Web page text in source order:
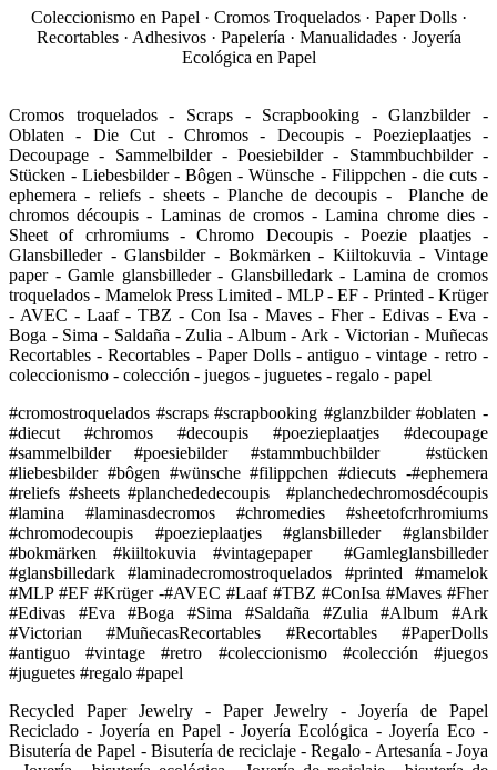
Coleccionismo en Papel · Cromos Troquelados · Paper Dolls ·
Recortables · Adhesivos · Papelería · Manualidades · Joyería
Ecológica en Papel
Cromos troquelados - Scraps - Scrapbooking - Glanzbilder -
Oblaten - Die Cut - Chromos - Decoupis - Poezieplaatjes -
Decoupage - Sammelbilder - Poesiebilder - Stammbuchbilder -
Stücken - Liebesbilder - Bôgen - Wünsche - Filippchen - die cuts -
ephemera - reliefs - sheets - Planche de decoupis - Planche de
chromos découpis - Laminas de cromos - Lamina chrome dies -
Sheet of crhromiums - Chromo Decoupis - Poezie plaatjes -
Glansbilleder - Glansbilder - Bokmärken - Kiiltokuvia - Vintage
paper - Gamle glansbilleder - Glansbilledark - Lamina de cromos
troquelados - Mamelok Press Limited - MLP - EF - Printed - Krüger
- AVEC - Laaf - TBZ - Con Isa - Maves - Fher - Edivas - Eva -
Boga - Sima - Saldaña - Zulia - Album - Ark - Victorian - Muñecas
Recortables - Recortables - Paper Dolls - antiguo - vintage - retro -
coleccionismo - colección - juegos - juguetes - regalo - papel
#cromostroquelados #scraps #scrapbooking #glanzbilder #oblaten -
#diecut #chromos #decoupis #poezieplaatjes #decoupage
#sammelbilder #poesiebilder #stammbuchbilder #stücken
#liebesbilder #bôgen #wünsche #filippchen #diecuts -#ephemera
#reliefs #sheets #planchededecoupis #planchedechromosdécoupis
#lamina #laminasdecromos #chromedies #sheetofcrhromiums
#chromodecoupis #poezieplaatjes #glansbilleder #glansbilder
#bokmärken #kiiltokuvia #vintagepaper #Gamleglansbilleder
#glansbilledark #laminadecromostroquelados #printed #mamelok
#MLP #EF #Krüger -#AVEC #Laaf #TBZ #ConIsa #Maves #Fher
#Edivas #Eva #Boga #Sima #Saldaña #Zulia #Album #Ark
#Victorian #MuñecasRecortables #Recortables #PaperDolls
#antiguo #vintage #retro #coleccionismo #colección #juegos
#juguetes #regalo #papel
Recycled Paper Jewelry - Paper Jewelry - Joyería de Papel
Reciclado - Joyería en Papel - Joyería Ecológica - Joyería Eco -
Bisutería de Papel - Bisutería de reciclaje - Regalo - Artesanía - Joya